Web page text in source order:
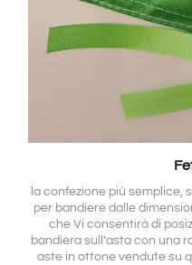
la confezione più semplice,
per bandiere dalle
che Vi consentirà di
bandiera sull’asta con una
aste in ottone vendute su